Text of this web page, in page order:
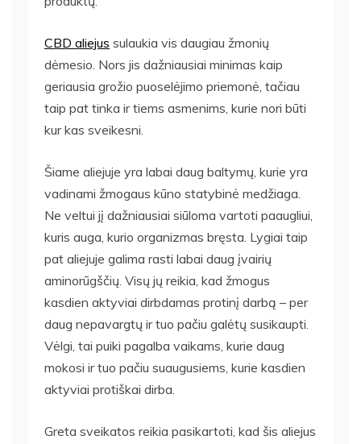
CBD aliejus sulaukia vis daugiau žmonių
dėmesio. Nors jis dažniausiai minimas kaip
geriausia grožio puoselėjimo priemonė, tačiau
taip pat tinka ir tiems asmenims, kurie nori būti
kur kas sveikesni.
Šiame aliejuje yra labai daug baltymų, kurie yra
vadinami žmogaus kūno statybinė medžiaga.
Ne veltui jį dažniausiai siūloma vartoti paaugliui,
kuris auga, kurio organizmas bręsta. Lygiai taip
pat aliejuje galima rasti labai daug įvairių
aminorūgščių. Visų jų reikia, kad žmogus
kasdien aktyviai dirbdamas protinį darbą – per
daug nepavargtų ir tuo pačiu galėtų susikaupti.
Vėlgi, tai puiki pagalba vaikams, kurie daug
mokosi ir tuo pačiu suaugusiems, kurie kasdien
aktyviai protiškai dirba.
Greta sveikatos reikia pasikartoti, kad šis aliejus